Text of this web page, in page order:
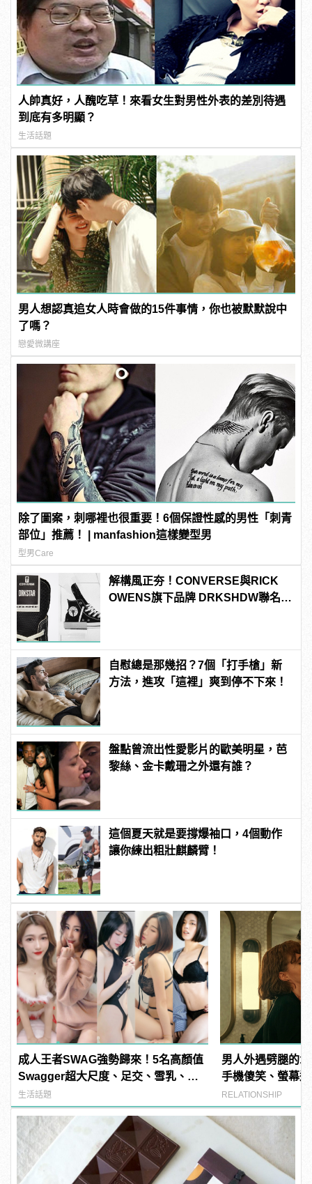
人帥真好，人醜吃草！來看女生對男性外表的差別待遇
到底有多明顯？
生活話題
男人想認真追女人時會做的15件事情，你也被默默說中
了嗎？
戀愛微講座
除了圖案，刺哪裡也很重要！6個保證性感的男性「刺青
部位」推薦！ | manfashion這樣變型男
型男Care
解構風正夯！CONVERSE與RICK
OWENS旗下品牌 DRKSHDW聯名，
自慰總是那幾招？7個「打手槍」新
方法，進攻「這裡」爽到停不下來！
盤點曾流出性愛影片的歐美明星，芭
黎絲、金卡戴珊之外還有誰？
這個夏天就是要撐爆袖口，4個動作
讓你練出粗壯麒麟臂！
成人王者SWAG強勢歸來！5名高顏值
Swagger超大尺度、足交、雪乳、粉
紅海鮮通通有，親自教你人與人的連
結！ | manfashion這樣變型男
生活話題
男人外遇劈腿的
手機傻笑、螢幕
RELATIONSHIP